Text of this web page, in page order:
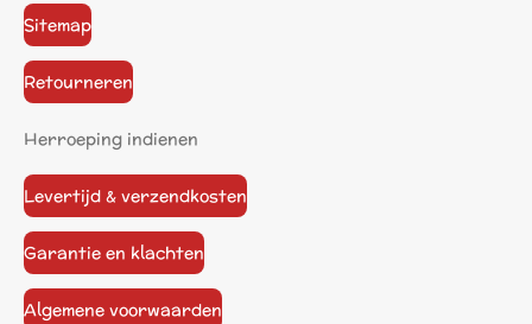
Sitemap
Retourneren
Herroeping indienen
Levertijd & verzendkosten
Garantie en klachten
Algemene voorwaarden